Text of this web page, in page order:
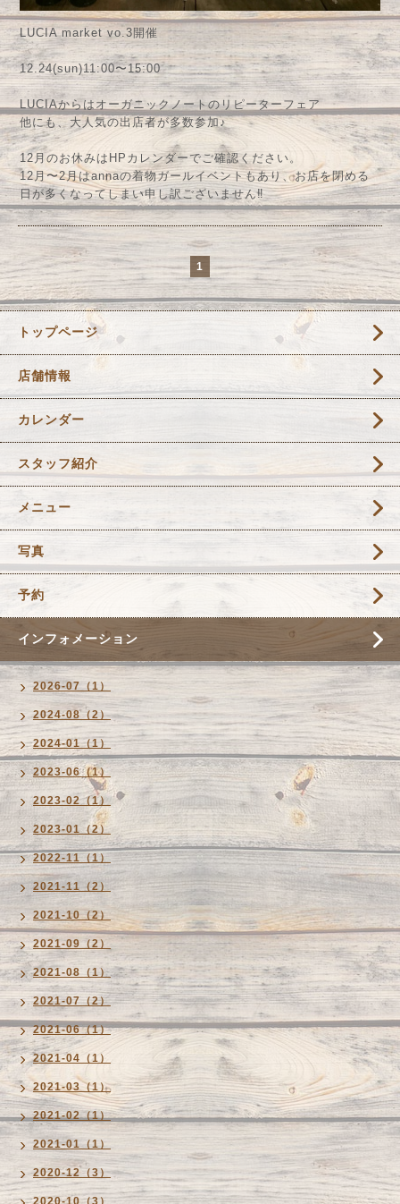
LUCIA market vo.3開催
12.24(sun)11:00〜15:00
LUCIAからはオーガニックノートのリピーターフェア
他にも、大人気の出店者が多数参加♪
12月のお休みはHPカレンダーでご確認ください。
12月〜2月はannaの着物ガールイベントもあり、お店を閉める
日が多くなってしまい申し訳ございません‼︎
1
トップページ
店舗情報
カレンダー
スタッフ紹介
メニュー
写真
予約
インフォメーション
2026-07（1）
2024-08（2）
2024-01（1）
2023-06（1）
2023-02（1）
2023-01（2）
2022-11（1）
2021-11（2）
2021-10（2）
2021-09（2）
2021-08（1）
2021-07（2）
2021-06（1）
2021-04（1）
2021-03（1）
2021-02（1）
2021-01（1）
2020-12（3）
2020-10（3）